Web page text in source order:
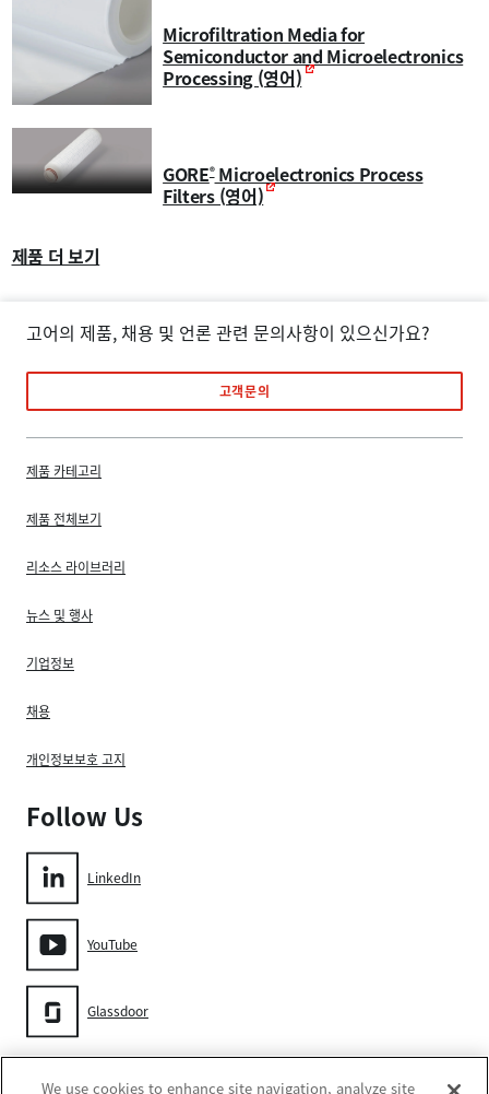
Microfiltration Media for
Semiconductor and Microelectronics
Processing (영어)
GORE®Microelectronics Process
Filters (영어)
제품 더 보기
고어의 제품, 채용 및 언론 관련 문의사항이 있으신가요?
고객문의
제품 카테고리
제품 전체보기
리소스 라이브러리
뉴스 및 행사
기업정보
채용
개인정보보호 고지
Follow Us
LinkedIn
YouTube
Glassdoor
Gore
We use cookies to enhance site navigation, analyze site